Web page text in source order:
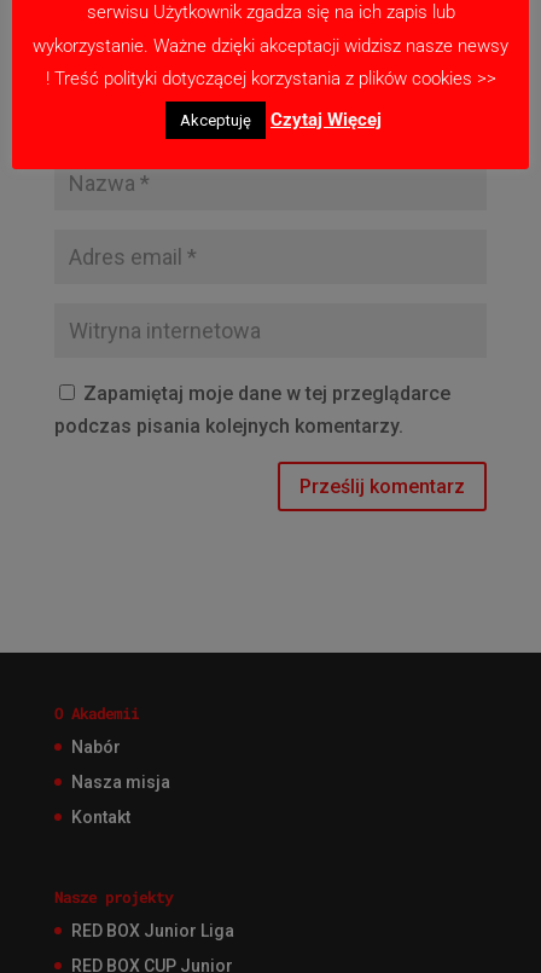
Zapamiętaj moje dane w tej przeglądarce
podczas pisania kolejnych komentarzy.
O Akademii
Nabór
Nasza misja
Kontakt
Nasze projekty
RED BOX Junior Liga
RED BOX CUP Junior
serwisu Użytkownik zgadza się na ich zapis lub
wykorzystanie. Ważne dzięki akceptacji widzisz nasze newsy
! Treść polityki dotyczącej korzystania z plików cookies >>
Akceptuję Czytaj Więcej